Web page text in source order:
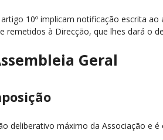
10º implicam notificação escrita
remetidos à Direcção, que lhes dará o
Geral
deliberativo máximo da Associação